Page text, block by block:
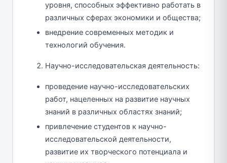
уровня, способных эффективно работать в
различных сферах экономики и общества;
внедрение современных методик и
технологий обучения.
Научно-исследовательская деятельность:
проведение научно-исследовательских
работ, нацеленных на развитие научных
знаний в различных областях знаний;
привлечение студентов к научно-
исследовательской деятельности,
развитие их творческого потенциала и